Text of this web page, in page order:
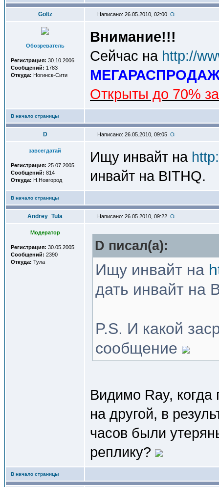
Goltz Написано: 26.05.2010, 02:00
Обозреватель
Регистрация: 30.10.2006
Сообщений: 1783
Откуда: Ногинск-Сити
Внимание!!!
Сейчас на http://
Открыты до 70%
В начало страницы
D Написано: 26.05.2010, 09:05
завсегдатай
Регистрация: 25.07.2005
Сообщений: 814
Откуда: Н.Новгород
Ищу инвайт на
инвайт на BITHQ.
В начало страницы
Andrey_Tula Написано: 26.05.2010, 09:22
Модератор
Регистрация: 30.05.2005
Сообщений: 2390
Откуда: Тула
D писал(a):
Ищу инвайт на
дать инвайт на
P.S. И какой
сообщение
Видимо Ray,
на другой, в
часов были
реплику?
В начало страницы